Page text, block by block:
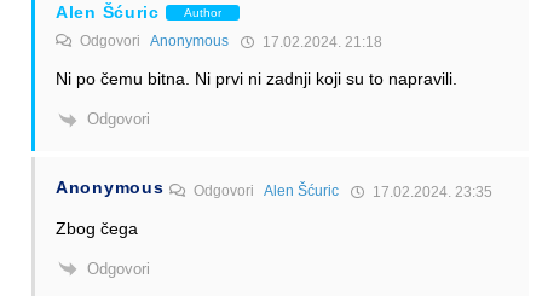
Alen Šćuric Author
Odgovori Anonymous 17.02.2024. 21:18
Ni po čemu bitna. Ni prvi ni zadnji koji su to napravili.
Odgovori
Anonymous OdgovoriAlen Šćuric 17.02.2024. 23:35
Zbog čega
Odgovori